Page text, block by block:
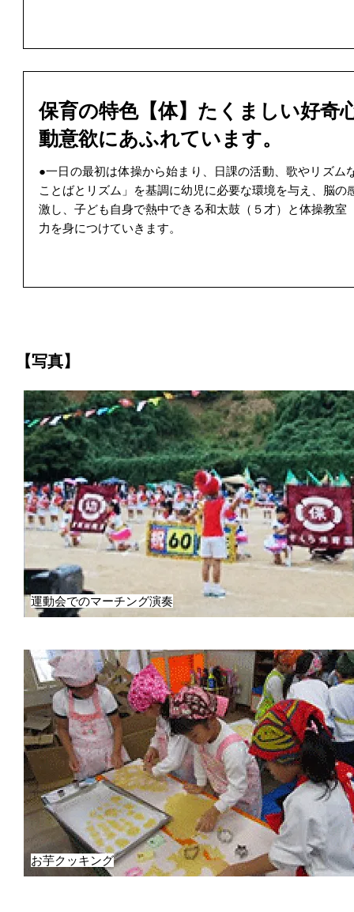
保育の特色【体】たくましい好奇
動意欲にあふれています。
●一日の最初は体操から始まり、日課の活動、歌やリズム
ことばとリズム」を基調に幼児に必要な環境を与え、脳の
激し、子ども自身で熱中できる和太鼓（５才）と体操教室
力を身につけていきます。
【写真】
運動会でのマーチング演奏
お芋クッキング